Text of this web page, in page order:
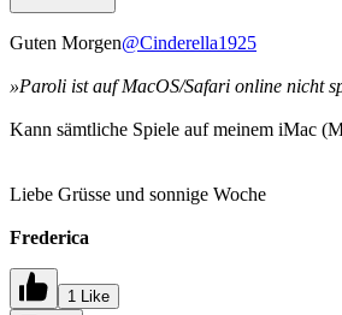
Guten Morgen@Cinderella1925
»Paroli ist auf MacOS/Safari online nicht
Kann sämtliche Spiele auf meinem iMac
Liebe Grüsse und sonnige Woche
Frederica
1 Like